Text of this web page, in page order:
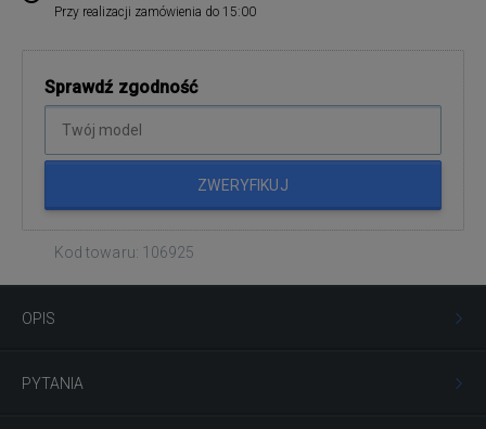
Przy realizacji zamówienia do 15:00
Sprawdź zgodność
ZWERYFIKUJ
Kod towaru: 106925
OPIS
PYTANIA